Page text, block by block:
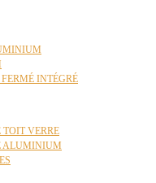
INTÉGRÉ
VERRE
ALUMINIUM